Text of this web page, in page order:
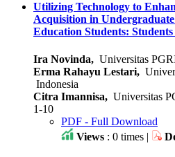
Utilizing Technology to
Acquisition in
Education Students: Students
Ira Novinda, Universitas
Erma Rahayu Lestari,
Indonesia
Citra Imannisa, Universitas
1-10
PDF - Full Download
Views : 0 times |